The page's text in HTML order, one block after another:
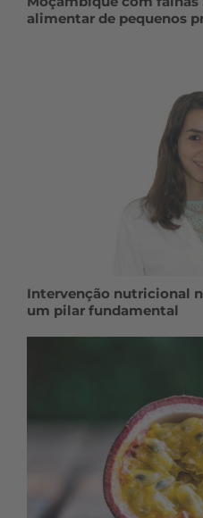
alimentar de pequenos
Intervenção nutricional
um pilar fundamental